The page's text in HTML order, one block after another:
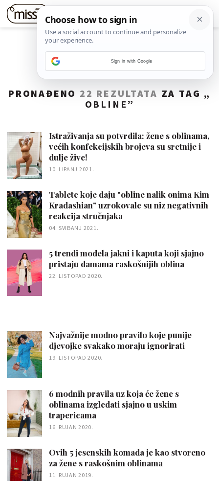
PRONAĐENO 22 REZULTATA ZA TAG „
OBLINE ”
Istraživanja su potvrdila: žene s oblinama,
većih konfekcijskih brojeva su sretnije i
dulje žive!
10. LIPANJ 2021.
Tablete koje daju "obline nalik onima Kim
Kradashian" uzrokovale su niz negativnih
reakcija stručnjaka
04. SVIBANJ 2021.
5 trendi modela jakni i kaputa koji sjajno
pristaju damama raskošnijih oblina
22. LISTOPAD 2020.
Najvažnije modno pravilo koje punije
djevojke svakako moraju ignorirati
19. LISTOPAD 2020.
6 modnih pravila uz koja će žene s
oblinama izgledati sjajno u uskim
trapericama
16. RUJAN 2020.
Ovih 5 jesenskih komada je kao stvoreno
za žene s raskošnim oblinama
11. RUJAN 2019.
Sign in with Google